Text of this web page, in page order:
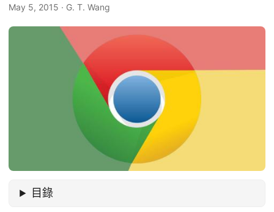
May 5, 2015 · G. T. Wang
目錄